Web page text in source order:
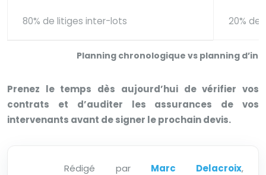
Planning chronologique vs planning
80% de litiges inter-lots 20% de
Prenez le temps dès aujourd’hui de vérifier vos
contrats et d’auditer les assurances de vos
intervenants avant de signer le prochain devis.
Rédigé par Marc Delacroix,